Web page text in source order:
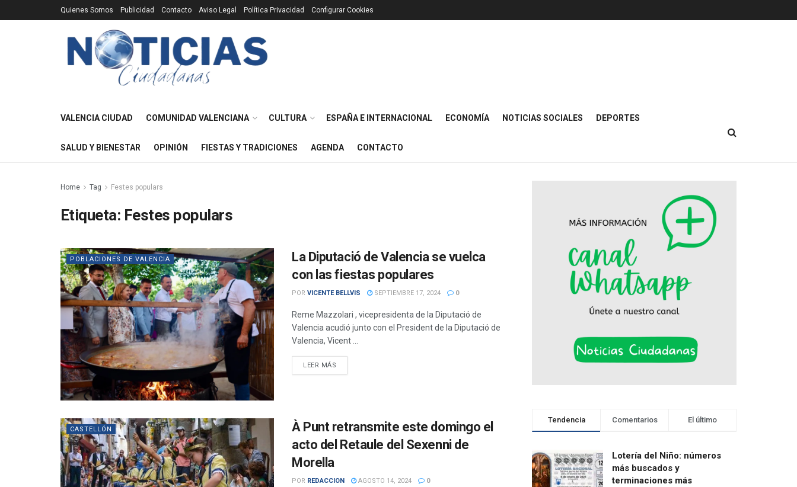
Quienes Somos Publicidad Contacto Aviso Legal Política Privacidad Configurar Cookies
VALENCIA CIUDAD COMUNIDAD VALENCIANA CULTURA ESPAÑA E INTERNACIONAL ECONOMÍA NOTICIAS SOCIALES DEPORTES
SALUD Y BIENESTAR OPINIÓN FIESTAS Y TRADICIONES AGENDA CONTACTO
Home Tag Festes populars
Etiqueta: Festes populars
POBLACIONES DE VALENCIA
La Diputació de Valencia se vuelca
con las fiestas populares
POR VICENTE BELLVIS SEPTIEMBRE 17, 2024 0
Reme Mazzolari , vicepresidenta de la Diputació de
Valencia acudió junto con el President de la Diputació de
Valencia, Vicent ...
LEER MÁS
CASTELLÓN
À Punt retransmite este domingo el
acto del Retaule del Sexenni de
Morella
POR REDACCION AGOSTO 14, 2024 0
Tendencia Comentarios El último
Lotería del Niño: números
más buscados y
terminaciones más